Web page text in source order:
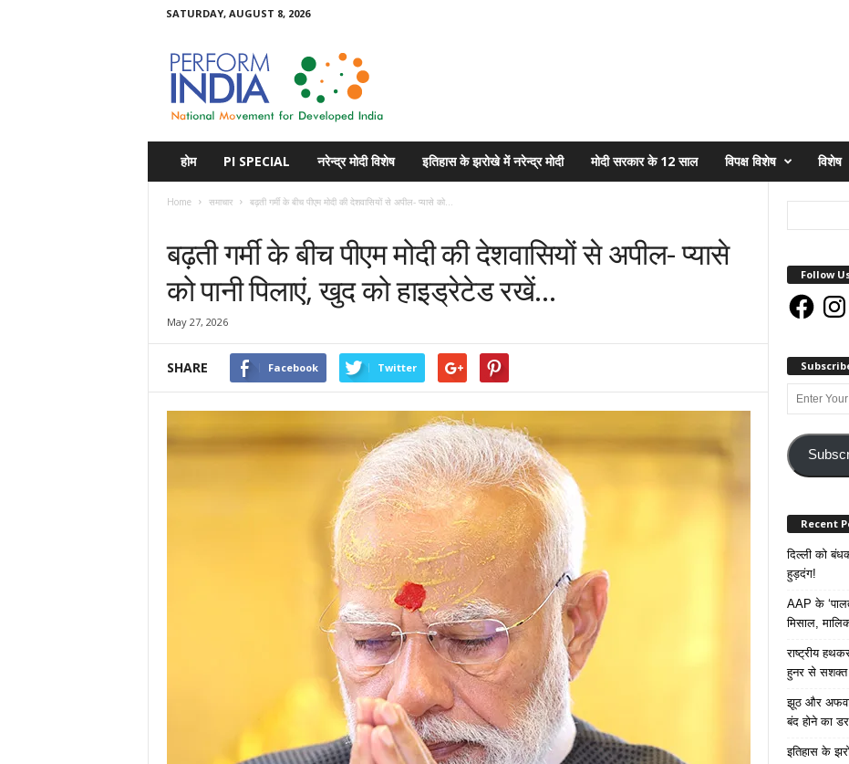
SATURDAY, AUGUST 8, 2026
होम PI SPECIAL नरेन्द्र मोदी विशेष इतिहास के झरोखे में नरेन्द्र मोदी मोदी सरकार के 12 साल विपक्ष विशेष विशेष
Home समाचार बढ़ती गर्मी के बीच पीएम मोदी की देशवासियों से अपील- प्यासे को...
बढ़ती गर्मी के बीच पीएम मोदी की देशवासियों से अपील- प्यासे
को पानी पिलाएं, खुद को हाइड्रेटेड रखें…
May 27, 2026
SHARE Facebook Twitter
Follow
Facebook
Enter
Your
Address
Recent
दिल्ली को
हुड़दंग!
AAP के
मिसाल,
राष्ट्रीय
हुनर से सशक्त
झूठ और
बंद होने का
इतिहास के